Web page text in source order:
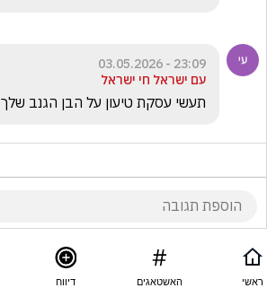
23:09 - 03.05.2026
עם ישראל חי ישראל
תעשי עסקת טיעון על הבן הגנב שלך
שמאלן לשעבר
ראשי האשטאגים דיווח